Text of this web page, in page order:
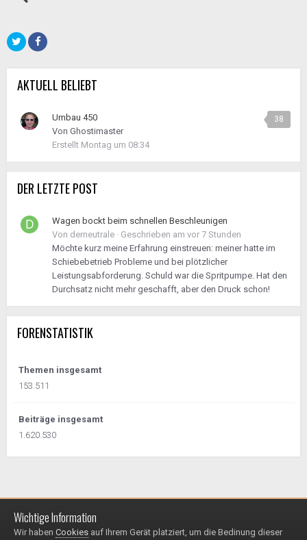
AKTUELL BELIEBT
38
Umbau 450
Von Ghostimaster
Erstellt Montag um 08:34
DER LETZTE POST
Wagen bockt beim schnellen Beschleunigen
Von derneutrale · Geschrieben am vor 7 Stunden
Möchte kurz meine Erfahrung einstreuen: meiner hatte im
Schiebebetrieb Probleme und bei plötzlicher
Leistungsabforderung. Schuld war die Spritpumpe. Hat den
Durchsatz nicht mehr geschafft, aber den Druck schon!
FORENSTATISTIK
Themen insgesamt
153.511
Beiträge insgesamt
1.620.530
Impressum / Datenschutzerklärung
Wichtige Information
Wir haben Cookies auf Ihrem Gerät platziert, um die Bedinung dieser